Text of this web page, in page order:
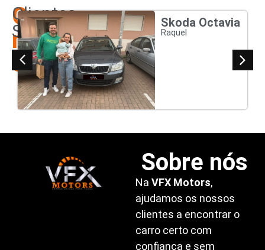
Os
nossos
clientes
Clientes
Satisfeitos
Skoda Octavia
Raquel
Sobre nós
NaVFX Motors,
ajudamos os nossos
clientes a encontrar o
carro certo com
confiança e sem